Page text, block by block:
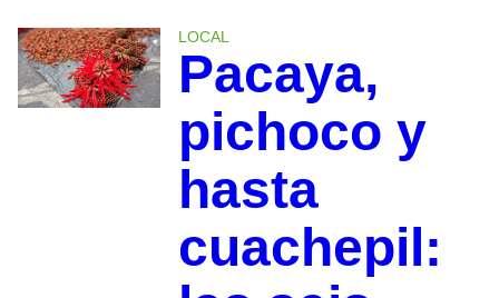
LOCAL
Pacaya,
pichoco y
hasta
cuachepil: